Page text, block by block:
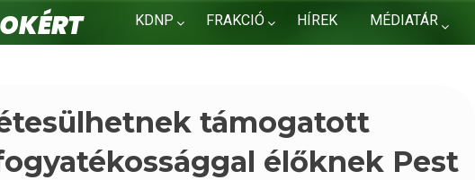
KDNP FRAKCIÓ HÍREK MÉDIATÁR
támogatott
élőknek Pest